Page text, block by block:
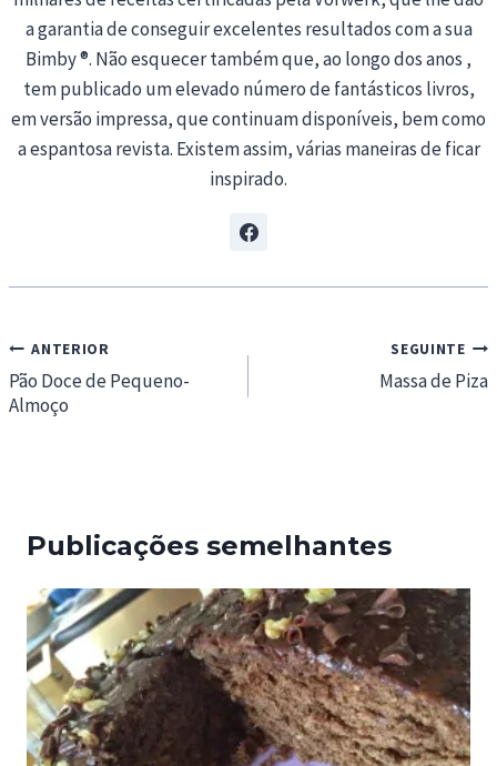
a garantia de conseguir excelentes resultados com a sua
Bimby ®. Não esquecer também que, ao longo dos anos ,
tem publicado um elevado número de fantásticos livros,
em versão impressa, que continuam disponíveis, bem como
a espantosa revista. Existem assim, várias maneiras de ficar
inspirado.
Navegação
de
artigos
ANTERIOR
Pão Doce de Pequeno-
Almoço
SEGUINTE
Massa de Piza
Publicações semelhantes